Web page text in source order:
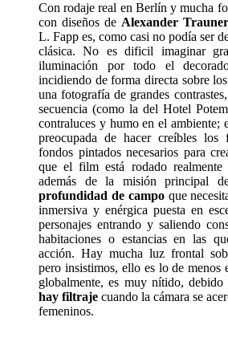
Con rodaje real en Berlín y mucha
con diseños de Alexander Trauner
L. Fapp es, como casi no podía ser
clásica. No es dificil imaginar
iluminación por todo el
incidiendo de forma directa sobre
una fotografía de grandes
secuencia (como la del Hotel
contraluces y humo en el ambiente;
preocupada de hacer creíbles
fondos pintados necesarios para
que el film está rodado realmente
además de la misión principal
profundidad de campoque
inmersiva y enérgica puesta en
personajes entrando y saliendo
habitaciones o estancias en las
acción. Hay mucha luz frontal
pero insistimos, ello es lo de menos
globalmente, es muy nítido, debido
hay filtraje cuando la cámara se
femeninos.